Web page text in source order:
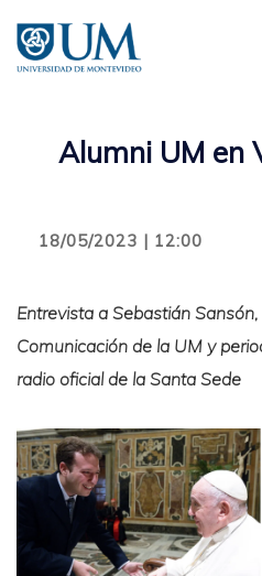
contenido
principal
Alumni UM en
18/05/2023 | 12:00
Entrevista a Sebastián
Comunicación de la UM y
radio oficial de la Santa Sede